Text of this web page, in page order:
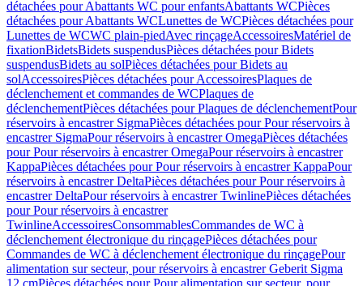
détachées pour Abattants WC pour enfantsAbattants WCPièces
détachées pour Abattants WCLunettes de WCPièces détachées pour
Lunettes de WCWC plain-piedAvec rinçageAccessoiresMatériel de
fixationBidetsBidets suspendusPièces détachées pour Bidets
suspendusBidets au solPièces détachées pour Bidets au
solAccessoiresPièces détachées pour AccessoiresPlaques de
déclenchement et commandes de WCPlaques de
déclenchementPièces détachées pour Plaques de déclenchementPour
réservoirs à encastrer SigmaPièces détachées pour Pour réservoirs à
encastrer SigmaPour réservoirs à encastrer OmegaPièces détachées
pour Pour réservoirs à encastrer OmegaPour réservoirs à encastrer
KappaPièces détachées pour Pour réservoirs à encastrer KappaPour
réservoirs à encastrer DeltaPièces détachées pour Pour réservoirs à
encastrer DeltaPour réservoirs à encastrer TwinlinePièces détachées
pour Pour réservoirs à encastrer
TwinlineAccessoiresConsommablesCommandes de WC à
déclenchement électronique du rinçagePièces détachées pour
Commandes de WC à déclenchement électronique du rinçagePour
alimentation sur secteur, pour réservoirs à encastrer Geberit Sigma
12 cmPièces détachées pour Pour alimentation sur secteur, pour